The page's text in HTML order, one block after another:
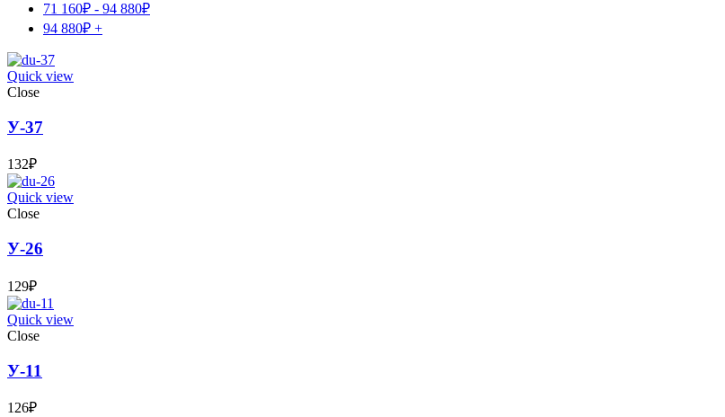
71 160₽ - 94 880₽
94 880₽ +
Quick view
Close
У-37
132₽
Quick view
Close
У-26
129₽
Quick view
Close
У-11
126₽